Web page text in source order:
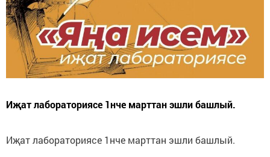
Иҗат лабораториясе 1нче марттан эшли башлый.
Иҗат лабораториясе 1нче марттан эшли башлый.